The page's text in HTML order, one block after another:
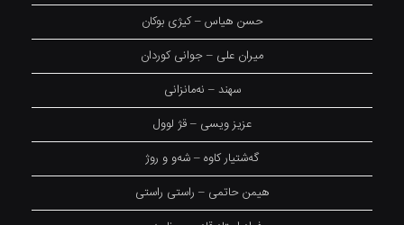
حسن هیاس – کیژی بوکان
میران علی – جوانی کوردان
سهند – نەمانزانی
عزیز ویسی – قژ لوول
گەشتیار کاوە – شەو و روژ
هیمن حاتمی – راستی راستی